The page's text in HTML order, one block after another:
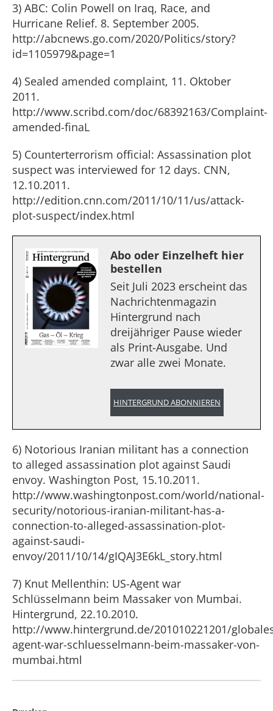
3) ABC: Colin Powell on Iraq, Race, and
Hurricane Relief. 8. September 2005.
http://abcnews.go.com/2020/Politics/story?
id=1105979&page=1
4) Sealed amended complaint, 11. Oktober
2011.
http://www.scribd.com/doc/68392163/Complaint-
amended-finaL
5) Counterterrorism official: Assassination plot
suspect was interviewed for 12 days. CNN,
12.10.2011.
http://edition.cnn.com/2011/10/11/us/attack-
plot-suspect/index.html
Abo oder Einzelheft hier
bestellen
Seit Juli 2023 erscheint das
Nachrichtenmagazin
Hintergrund nach
dreijähriger Pause wieder
als Print-Ausgabe. Und
zwar alle zwei Monate.
HINTERGRUND ABONNIEREN
6) Notorious Iranian militant has a connection
to alleged assassination plot against Saudi
envoy. Washington Post, 15.10.2011.
http://www.washingtonpost.com/world/national-
security/notorious-iranian-militant-has-a-
connection-to-alleged-assassination-plot-
against-saudi-
envoy/2011/10/14/gIQAJ3E6kL_story.html
7) Knut Mellenthin: US-Agent war
Schlüsselmann beim Massaker von Mumbai.
Hintergrund, 22.10.2010.
http://www.hintergrund.de/201010221201/
agent-war-schluesselmann-beim-massaker-von-
mumbai.html